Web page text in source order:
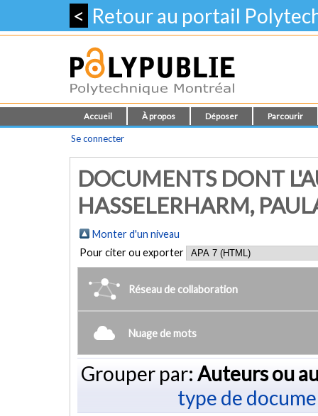
< Retour au portail
Accueil À propos Déposer Parcourir
Se connecter
DOCUMENTS DONT
HASSELERHARM,
Monter d'un niveau
Pour citer ou exporter
Réseau de collaboration
Nuage de mots
Grouper par: Auteurs ou
type de